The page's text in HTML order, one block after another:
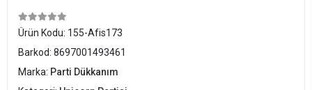
Ürün Kodu: 155-Afis173
Barkod: 8697001493461
Marka: Parti Dükkanım